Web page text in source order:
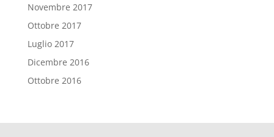
Novembre 2017
Ottobre 2017
Luglio 2017
Dicembre 2016
Ottobre 2016